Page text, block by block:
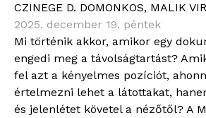
CZINEGE D. DOMONKOS, MALIK
2025. december 19. péntek
Mi történik akkor, amikor egy
engedi meg a távolságtartást?
fel azt a kényelmes pozíciót,
értelmezni lehet a látottakat,
és jelenlétet követel a nézőtől? A